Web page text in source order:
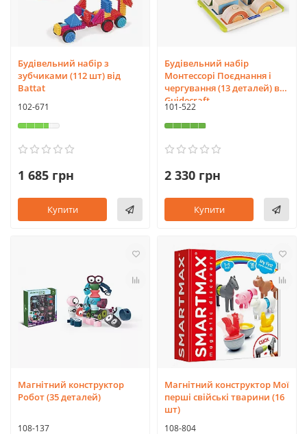
Будівельний набір з
зубчиками (112 шт) від
Battat
102-671
1 685 грн
Купити
Будівельний набір
Монтессорі Поєднання і
чергування (13 деталей) від
Guidecraft
101-522
2 330 грн
Купити
Магнітний конструктор
Робот (35 деталей)
108-137
Магнітний конструктор Мої
перші свійські тварини (16
шт)
108-804